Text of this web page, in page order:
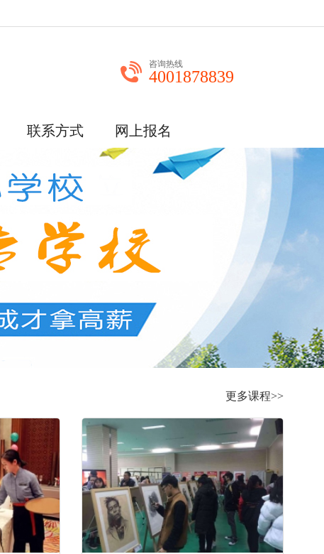
咨询热线
4001878839
联系方式 网上报名
更多课程>>